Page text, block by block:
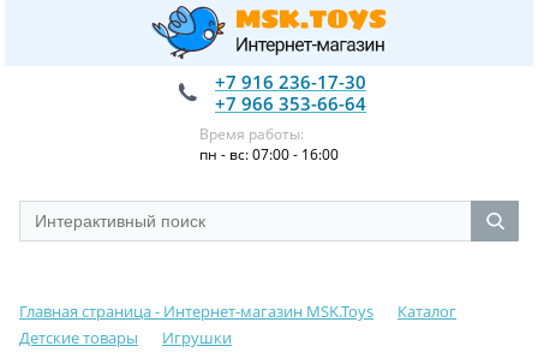
+7 916 236-17-30
+7 966 353-66-64
Время работы:
пн - вс: 07:00 - 16:00
Главная страница - Интернет-магазин MSK.Toys
Каталог
Детские товары
Игрушки